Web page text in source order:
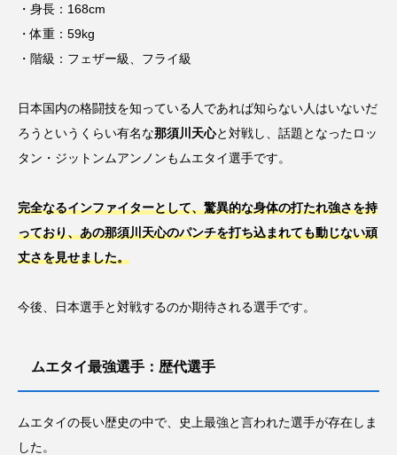
・身長：168cm
・体重：59kg
・階級：フェザー級、フライ級
日本国内の格闘技を知っている人であれば知らない人はいないだ
ろうというくらい有名な那須川天心と対戦し、話題となったロッ
タン・ジットンムアンノンもムエタイ選手です。
完全なるインファイターとして、驚異的な身体の打たれ強さを持
っており、あの那須川天心のパンチを打ち込まれても動じない頑
丈さを見せました。
今後、日本選手と対戦するのか期待される選手です。
ムエタイ最強選手：歴代選手
ムエタイの長い歴史の中で、史上最強と言われた選手が存在しま
した。